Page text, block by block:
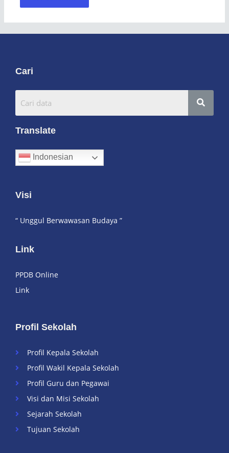
Profil Sekolah
Profil Kepala Sekolah
Profil Wakil Kepala Sekolah
Profil Guru dan Pegawai
Visi dan Misi Sekolah
Sejarah Sekolah
Tujuan Sekolah
Visi
“ Unggul Berwawasan Budaya ”
Link
PPDB Online
Link
Cari
Translate
Indonesian